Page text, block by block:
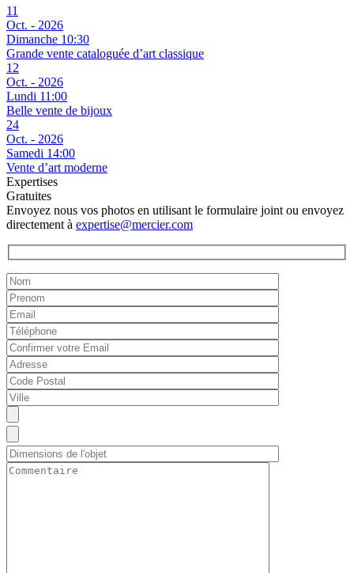
11
Oct. - 2026
Dimanche 10:30
Grande vente cataloguée d’art classique
12
Oct. - 2026
Lundi 11:00
Belle vente de bijoux
24
Oct. - 2026
Samedi 14:00
Vente d’art moderne
Expertises
Gratuites
Envoyez nous vos photos en utilisant le formulaire joint ou envoyez
directement à expertise@mercier.com